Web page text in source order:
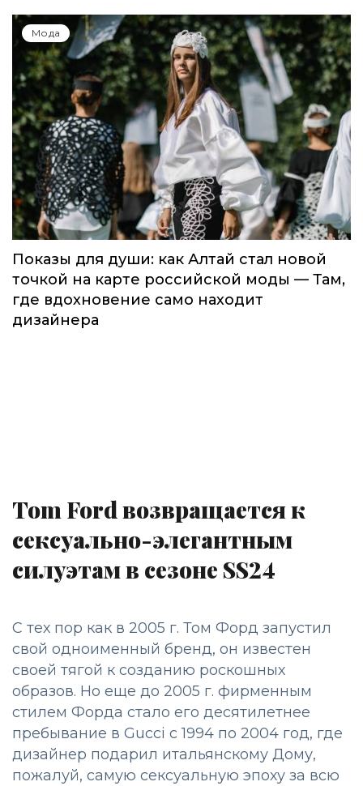
Мода
Показы для души: как Алтай стал новой
точкой на карте российской моды — Там,
где вдохновение само находит
дизайнера
Tom Ford возвращается к
сексуально-элегантным
силуэтам в сезоне SS24
С тех пор как в 2005 г. Том Форд запустил
свой одноименный бренд, он известен
своей тягой к созданию роскошных
образов. Но еще до 2005 г. фирменным
стилем Форда стало его десятилетнее
пребывание в Gucci с 1994 по 2004 год, где
дизайнер подарил итальянскому Дому,
пожалуй, самую сексуальную эпоху за всю